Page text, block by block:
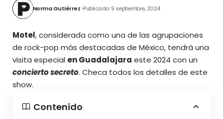
Norma Gutiérrez Publicado: 9 septiembre, 2024
Motel, considerada como una de las agrupaciones
de rock-pop más destacadas de México, tendrá una
visita especial en Guadalajara este 2024 con un
concierto secreto. Checa todos los detalles de este
show.
Contenido